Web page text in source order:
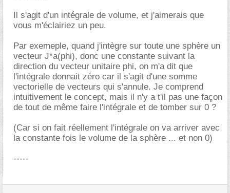
Il s'agit d'un intégrale de volume, et j'aimerais que
vous m'éclairiez un peu.
Par exemeple, quand j'intègre sur toute une sphère un
vecteur J*a(phi), donc une constante suivant la
direction du vecteur unitaire phi, on m'a dit que
l'intégrale donnait zéro car il s'agit d'une somme
vectorielle de vecteurs qui s'annule. Je comprend
intuitivement le concept, mais il n'y a t'il pas une façon
de tout de même faire l'intégrale et de tomber sur 0 ?
(Car si on fait réellement l'intégrale on va arriver avec
la constante fois le volume de la sphère ... et non 0)
-----